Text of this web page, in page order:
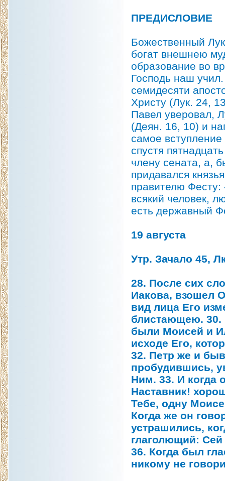
ПРЕДИСЛОВИЕ
Божественный
богат внешнею
образование во
Господь наш
семидесяти
Христу (Лук. 24,
Павел уверовал,
(Деян. 16, 10) и
самое
спустя
члену сената, а,
придавался
правителю
всякий человек,
есть державный
19 августа
Утр. Зачало 45,
28. После сих
Иакова, взошел
вид лица Его
блистающею. 30.
были Моисей и
исходе Его,
32. Петр же и
пробудившись,
Ним. 33. И когда
Наставник!
Тебе, одну
Когда же он
устрашились,
глаголющий:
36. Когда был
никому не